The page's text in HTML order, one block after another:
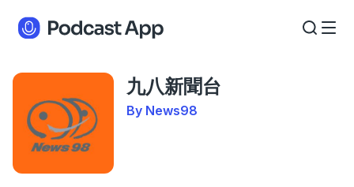
九八新聞台
By News98